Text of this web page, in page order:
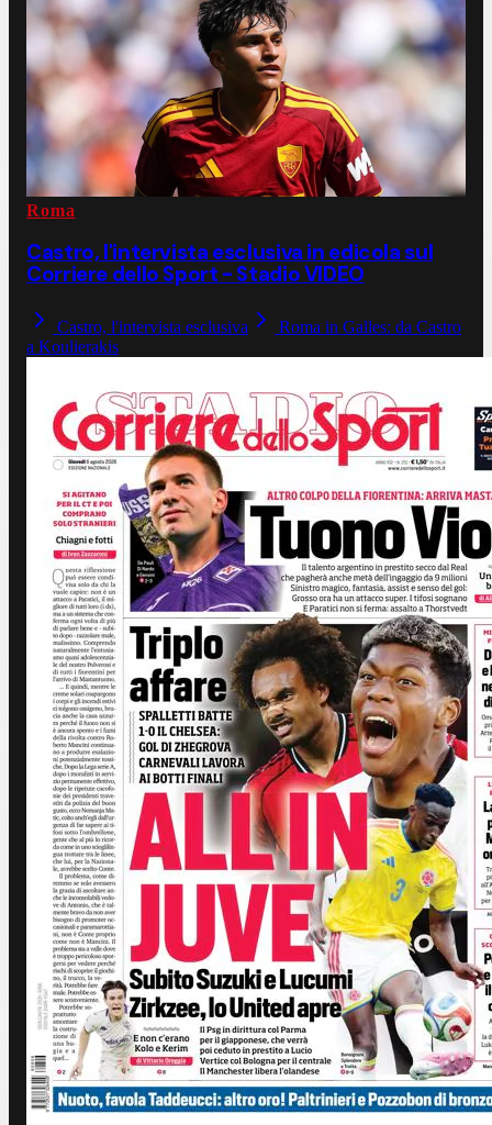
Roma
Castro, l'intervista esclusiva in edicola sul
Corriere dello Sport - Stadio VIDEO
Castro, l'intervista esclusiva
Roma in Galles: da Castro
a Koulierakis